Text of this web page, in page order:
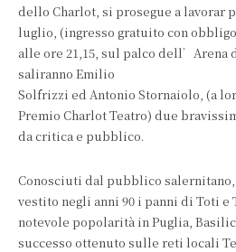
dello Charlot, si prosegue a lavorar
luglio, (ingresso gratuito con
alle ore 21,15, sul palco dell’Arena
saliranno Emilio
Solfrizzi ed Antonio Stornaiolo, (a
Premio Charlot Teatro) due
da critica e pubblico.
Conosciuti dal pubblico
vestito negli anni 90 i panni di Toti e
notevole popolarità in Puglia,
successo ottenuto sulle reti locali